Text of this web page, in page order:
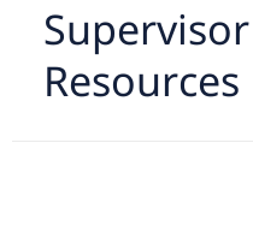
Resources